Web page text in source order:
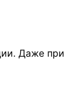
Даже при